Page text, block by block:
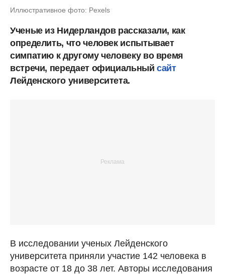
Иллюстративное фото: Pexels
Ученые из Нидерландов рассказали, как
определить, что человек испытывает
симпатию к другому человеку во время
встречи, передает официальныйсайт
Лейденского университета.
В исследовании ученых Лейденского
университета приняли участие 142 человека в
возрасте от 18 до 38 лет. Авторы исследования